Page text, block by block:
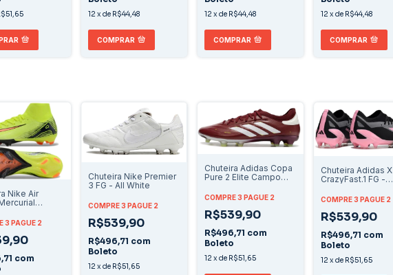
12 x de R$44,48
COMPRAR
12 x de R$44,48
COMPRAR
12 x de R$44,48
COMPRAR
Nike Air
-3 PAGUE 2
com
Chuteira Nike Premier
3 FG - All White
COMPRE 3 PAGUE 2
R$539,90
R$496,71 com
Boleto
12 x de R$51,65
Chuteira Adidas Copa
Pure 2 Elite Campo
COMPRE 3 PAGUE 2
R$539,90
R$496,71 com
Boleto
12 xde R$51,65
Chuteira Adidas X
CrazyFast.1 FG -
COMPRE 3 PAGUE 2
R$539,90
R$496,71 com
Boleto
12 xde R$51,65